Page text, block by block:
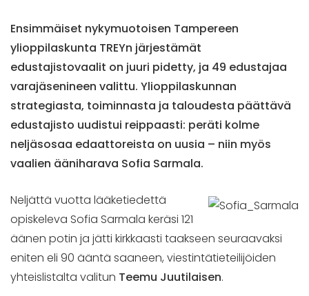
Ensimmäiset nykymuotoisen Tampereen
ylioppilaskunta TREYn järjestämät
edustajistovaalit on juuri pidetty, ja 49 edustajaa
varajäsenineen valittu. Ylioppilaskunnan
strategiasta, toiminnasta ja taloudesta päättävä
edustajisto uudistui reippaasti: peräti kolme
neljäsosaa edaattoreista on uusia – niin myös
vaalien ääniharava Sofia Sarmala.
Neljättä vuotta lääketiedettä
opiskeleva Sofia Sarmala keräsi 121
äänen potin ja jätti kirkkaasti taakseen seuraavaksi
eniten eli 90 ääntä saaneen, viestintätieteilijöiden
yhteislistalta valitun Teemu Juutilaisen.